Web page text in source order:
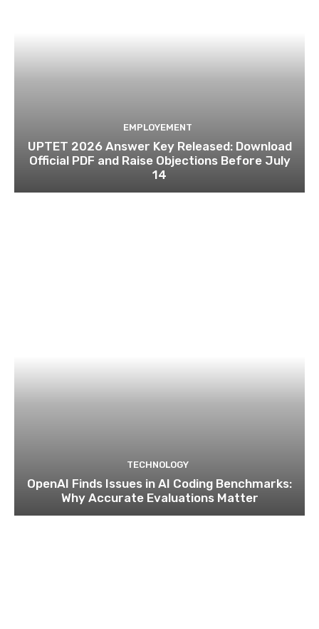
EMPLOYEMENT
UPTET 2026 Answer Key Released: Download
Official PDF and Raise Objections Before July
14
TECHNOLOGY
OpenAI Finds Issues in AI Coding Benchmarks:
Why Accurate Evaluations Matter